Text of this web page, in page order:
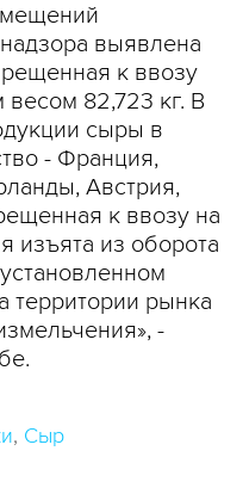
выявлена
к ввозу
82,723 кг. В
сыры в
- Франция,
Австрия,
к ввозу на
изъята из оборота
территории рынка
-
Сыр